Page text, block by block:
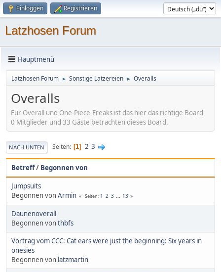
Einloggen Registrieren
Latzhosen Forum
Hauptmenü
Latzhosen Forum ► Sonstige Latzereien ► Overalls
Overalls
Für Overall und One-Piece-Freaks ist das hier das richtige Board
0 Mitglieder und 33 Gäste betrachten dieses Board.
NACH UNTEN Seiten 1 2 3
Betreff/ Begonnen von
Jumpsuits
Begonnen vonArmin Seiten 1 2 3 ... 13
Daunenoverall
Begonnen vonthbfs
Vortrag vom CCC: Cat ears were just the beginning: Six years in
onesies
Begonnen von latzmartin